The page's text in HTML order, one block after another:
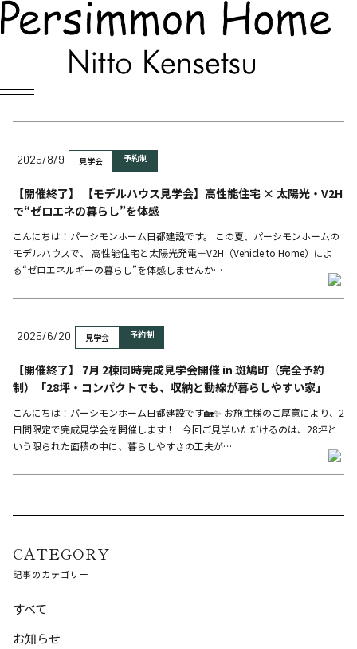
News見学会
2025/8/9 見学会 予約制
【開催終了】 【モデルハウス見学会】高性能住宅 × 太陽光・V2H
で“ゼロエネの暮らし”を体感
こんにちは！パーシモンホーム日都建設です。 この夏、パーシモンホームの
モデルハウスで、 高性能住宅と太陽光発電＋V2H（Vehicle to Home）によ
る“ゼロエネルギーの暮らし”を体感しませんか…
2025/6/20 見学会 予約制
【開催終了】 7月 2棟同時完成見学会開催 in 斑鳩町（完全予約
制）「28坪・コンパクトでも、収納と動線が暮らしやすい家」
こんにちは！パーシモンホーム日都建設です🏡✨ お施主様のご厚意により、2
日間限定で完成見学会を開催します！ 今回ご見学いただけるのは、28坪と
いう限られた面積の中に、暮らしやすさの工夫が…
CATEGORY
記事のカテゴリー
すべて
お知らせ